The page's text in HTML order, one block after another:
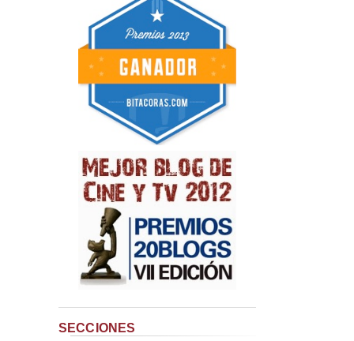
SECCIONES